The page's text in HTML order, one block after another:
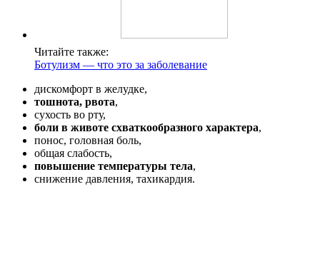
Читайте также:
Ботулизм — что это за заболевание
дискомфорт в желудке,
тошнота, рвота,
сухость во рту,
боли в животе схваткообразного характера,
понос, головная боль,
общая слабость,
повышение температуры тела,
снижение давления, тахикардия.